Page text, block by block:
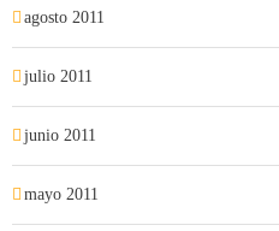
agosto 2011
julio 2011
junio 2011
mayo 2011